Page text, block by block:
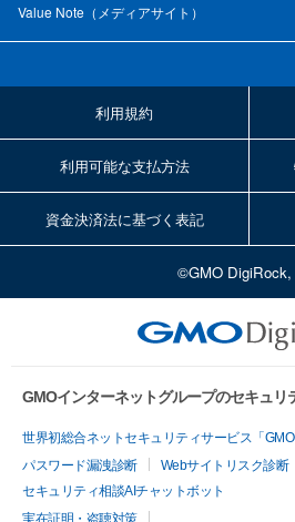
Value Note（ メディアサイト ）
利用規約
利用可能な支払方法
資金決済法に基づく表記
©GMO DigiRock,
GMOインターネットグループのセキュリ
世界初総合ネットセキュリティサービス「GMO
パスワード漏洩診断
Webサイトリスク診断
セキュリティ相談AIチャットボット
実在証明・盗聴対策